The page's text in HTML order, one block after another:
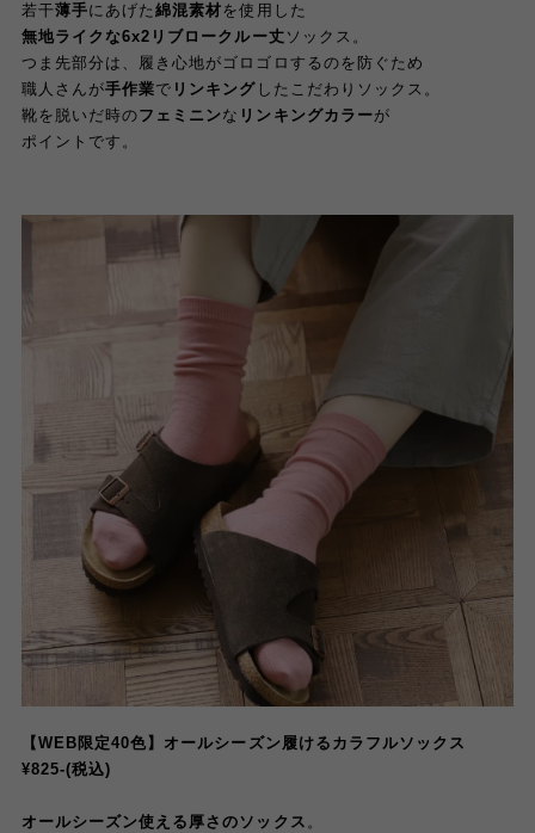
若干薄手にあげた綿混素材を使用した
無地ライクな6x2リブロークルー丈 ソックス。
つま先部分は、履き心地がゴロゴロするのを防ぐため
職人さんが手作業で リンキング したこだわりソックス。
靴を脱いだ時のフェミニンな リンキングカラーが
ポイントです。
【WEB限定40色】オールシーズン履けるカラフルソックス
¥825-(税込)
オールシーズン使える厚さのソックス 。